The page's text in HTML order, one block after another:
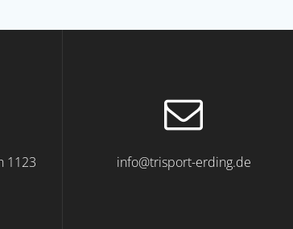
1123
info@trisport-erding.de